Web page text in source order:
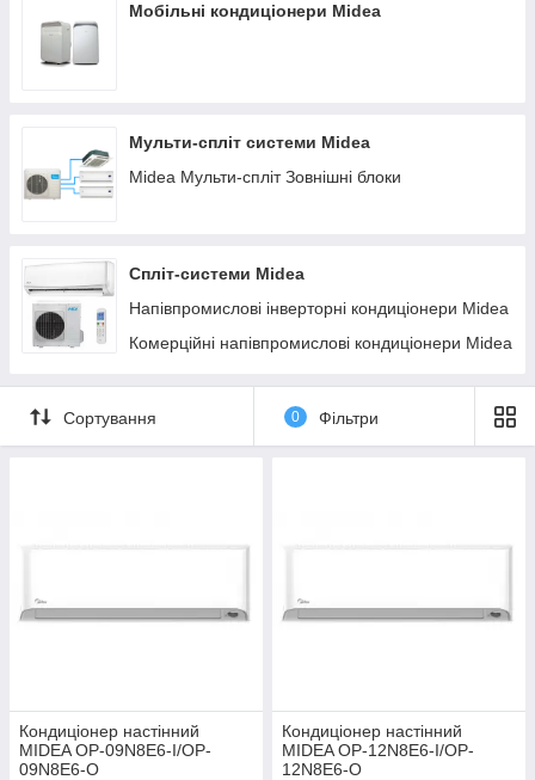
Мобільні кондиціонери Midea
Мульти-спліт системи Midea
Midea Мульти-спліт Зовнішні блоки
Спліт-системи Midea
Напівпромислові інверторні кондиціонери Midea
Комерційні напівпромислові кондиціонери Midea
Сортування 0 Фільтри
Кондиціонер настінний
MIDEA OP-09N8E6-I/OP-
09N8E6-O
Кондиціонер настінний
MIDEA OP-12N8E6-I/OP-
12N8E6-O